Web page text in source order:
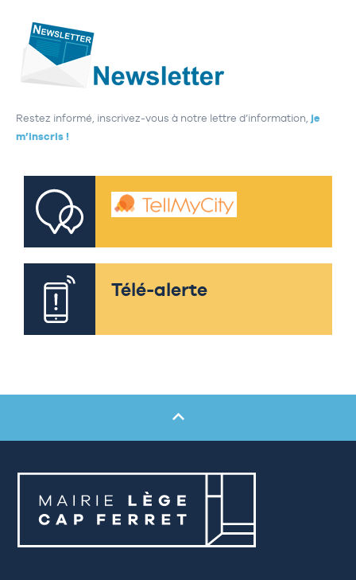
Restez informé, inscrivez-vous à notre lettre d’information, je
m’inscris !
Télé-alerte